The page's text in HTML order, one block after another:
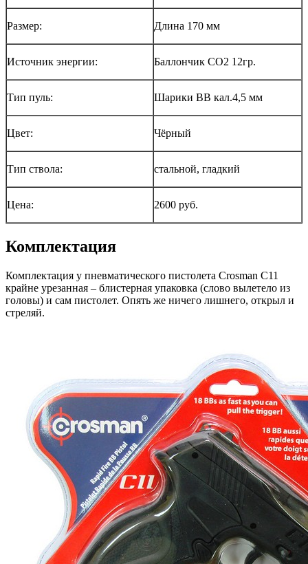
Размер: Длина 170 мм
Источник энергии: Баллончик СО2 12гр.
Тип пуль: Шарики BB кал.4,5 мм
Цвет: Чёрный
Тип ствола: стальной, гладкий
Цена: 2600 руб.
Комплектация
Комплектация у пневматического пистолета Crosman C11
крайне урезанная – блистерная упаковка (слово вылетело из
головы) и сам пистолет. Опять же ничего лишнего, открыл и
стреляй.